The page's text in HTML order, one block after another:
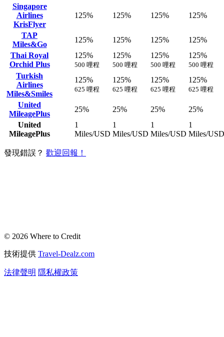
Singapore
Airlines
KrisFlyer
125% 125% 125% 125%
TAP
Miles&Go
125% 125% 125%
125%
Thai Royal
Orchid Plus
125%
500 哩程
125%
500 哩程
125%
500 哩程
125%
500 哩程
Turkish
Airlines
Miles&Smiles
125%
625 哩程
125%
625 哩程
125%
625 哩程
125%
625 哩程
United
MileagePlus
25% 25% 25%
25%
United
MileagePlus
1
Miles/USD
1
Miles/USD
1
Miles/USD
1
Miles/USD
發現錯誤？ 歡迎回報！
© 2026 Where to Credit
技術提供 Travel-Dealz.com
法律聲明 隱私權政策